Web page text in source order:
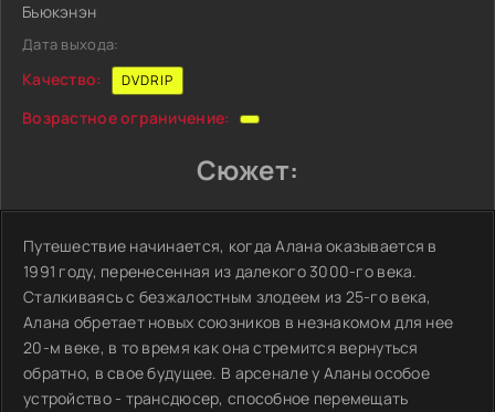
Бьюкэнэн
Дата выхода:
Качество: DVDRIP
Возрастное ограничение:
Сюжет:
Путешествие начинается, когда Алана оказывается в
1991 году, перенесенная из далекого 3000-го века.
Сталкиваясь с безжалостным злодеем из 25-го века,
Алана обретает новых союзников в незнакомом для нее
20-м веке, в то время как она стремится вернуться
обратно, в свое будущее. В арсенале у Аланы особое
устройство - трансдюсер, способное перемещать